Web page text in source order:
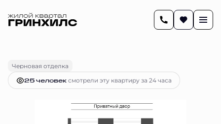
1-комнатная 39.3 м 7 081 466 руб.
Черновая отделка
25 человексмотрели эту квартиру за 24 часа